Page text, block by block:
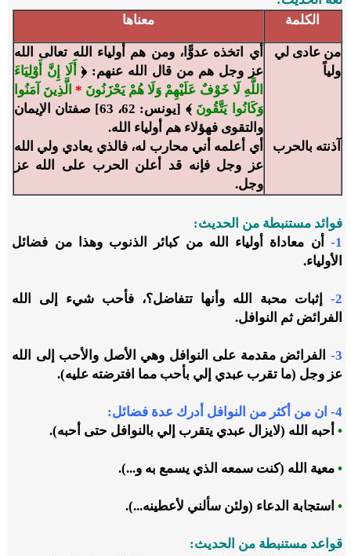
الكلمة
معناها
من عادى لي
ولياً
آذنته بالحرب
أي اتخذه عدوًّا، ومن هم أولياء الله تعالى الله
عز وجل هم من قال الله عنهم: ﴿ أَلَا إِنَّ أَوْلِيَاءَ
اللَّهِ لَا خَوْفٌ عَلَيْهِمْ وَلَا هُمْ يَحْزَنُونَ * الَّذِينَ آمَنُوا
وَكَانُوا يَتَّقُونَ
﴾ [يونس: 62، 63] صفتان الإيمان
والتقوى فهؤلاء هم أولياء الله.
أي أعلمه أني محارب له، فالذي يعادي ولي الله
عز وجل فإنه قد أعلن الحرب على الله عز
وجل.
فوائد مستنبطة من الحديث:
1-
أن معاداة أولياء الله من كبائر الذنوب وهذا من فضائل
الأولياء.
2-
إثبات محبة الله وأنها تتفاضل؟، فأحب شيء إلى الله
الفرائض ثم النوافل.
3-
الفرائض مقدمة على النوافل وهي الأصل والأحب إلى الله
عز وجل (ما تقرب عبدي إلي بأحب مما افترضته عليه).
4- ان من أكثر من النوافل أدرك عدة فضائل:
• أحبه الله (لايزال عبدي يتقرب إلي بالنوافل حتى أحبه).
• معية الله (كنت سمعه الذي يسمع به و...).
• استجابة الدعاء (ولئن سألني لأعطينه...).
قواعد مستنبطة من الحديث: